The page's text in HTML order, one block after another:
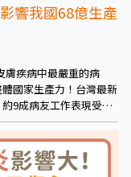
響我國68億生產
膚疾病中最嚴重的病
國家生產力！台灣最新
9成病友工作表現受到
每年約68億元國家生產